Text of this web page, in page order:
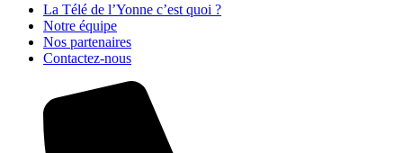
La Télé de l’Yonne c’est quoi ?
Notre équipe
Nos partenaires
Contactez-nous